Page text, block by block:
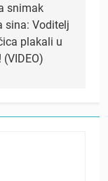
snimak
sina: Voditelj
plakali u